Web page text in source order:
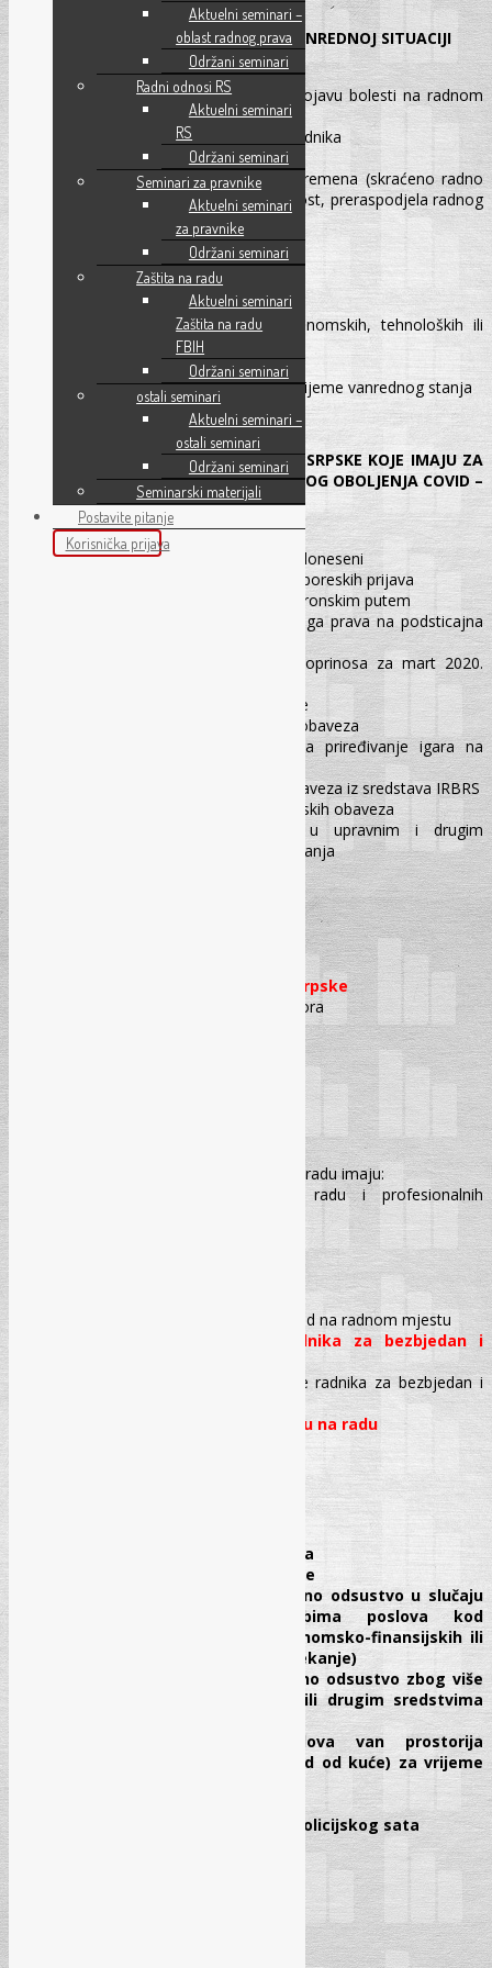
PRAVNI ASPEKT RADNIH ODNOSA U VANREDNOJ SITUACIJI
Viša sila i vanredna situacija
Postupanje u slučaju sumnje na pojavu bolesti na radnom
Zaštita ličnih podataka zaraženih radnika
Obustava rada poslodavca
Mogućnosti za raspored radnog vremena (skraćeno radno
vrijeme, rad u smjenama, pripravnost, preraspodjela radnog
Organizacija rada i rad od kuće
Izolacija i plaćeno odsustvo
Neplaćeno odsustvo
Izmjena ugovorenih uslova rada
Otkaz ugovora o radu zbog ekonomskih, tehnoloških ili
organizacionih promjena
Program rješavanja viška radnika
Rokovi za zaštitu prava radnika u vrijeme vanrednog stanja
II DIO: Miroslav Brkić, dipl. ecc.
EKONOMSKE MJERE VLADE REPUBLIKE SRPSKE KOJE IMAJU ZA
CILJ UBLAŽAVANJE POSLJEDICA VIRUSNOG OBOLJENJA COVID –
19 KOD PRIVREDNIH SUBJEKATA
Uvod
Hronološki pregled propisa koji su doneseni
Produženje rokova za podnošenje poreskih prijava
Podonošenje poreskih prijava elektronskim putem
Podsticaji za povećanje plate i druga prava na podsticajna
Izmirenje poreza na dohodak i doprinosa za mart 2020.
Izmirenje plate za april 2020. godine
Moratoriji na reprogram poreskih obaveza
Oslobađanje plaćanja naknade za priređivanje igara na
Odgađanje plaćanja finansijskih obaveza iz sredstava IRBRS
Odgađanje plaćanja ostalih finansijskih obaveza
Primjena rokova i postupanje u upravnim i drugim
postupcima u vrijeme vanrednog stanja
Uloga Inspektorata Republike Srpske
Obaveze republičkog inspektora
Pravo na zaštitu i zdravlje na radu imaju:
Spriječavanje nesreće na radu i profesionalnih
Mjere za bezbjedan i zdrav rad na radnom mjestu
Postupak osposobljavanja radnika za bezbjedan i
Program za osposobljavanje radnika za bezbjedan i
Sredstva opreme za ličnu zaštitu na radu
Оdluka o prekidu (obustavi) rada
Odluka o obavljanju rada od kuće
Rješenje o upućivanju na plaćeno odsustvo u slučaju
neplaniranog smanjenja obima poslova kod
poslodavca, kao i razloga ekonomsko-finansijskih ili
tehničko-tehnološke prirode (čekanje)
Rješenje o upućivanju na plaćeno odsustvo zbog više
sile ili havarije na mašinama ili drugim sredstvima
ješenje o obavljanju poslova van prostorija
poslodavca (rad na daljinu i rad od kuće) za vrijeme
Potvrda o kretanju za vrijeme policijskog sata
Aktuelni seminari –
oblast radnog prava
Održani seminari
Radni odnosi RS
Aktuelni seminari
RS
Održani seminari
Seminari za pravnike
Aktuelni seminari
za pravnike
Održani seminari
Zaštita na radu
Aktuelni seminari
Zaštita na radu
FBIH
Održani seminari
ostali seminari
Aktuelni seminari –
ostali seminari
Održani seminari
Seminarski materijali
Postavite pitanje
Korisnička prijava